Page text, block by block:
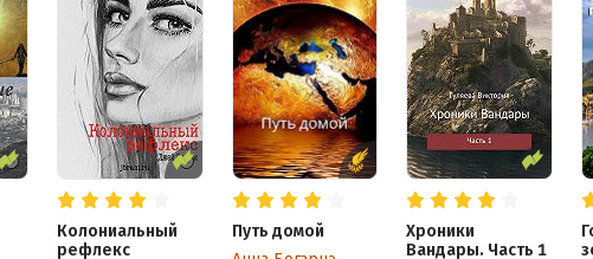
Колониальный
рефлекс
Путь домой
Хроники
Вандары. Часть 1